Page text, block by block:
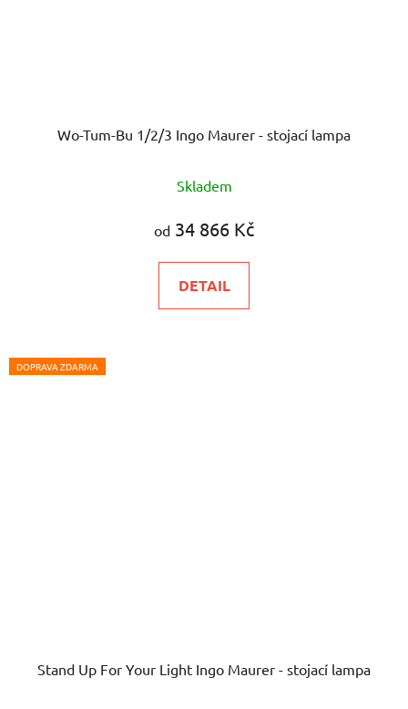
Wo-Tum-Bu 1/2/3 Ingo Maurer - stojací lampa
Skladem
od 34 866 Kč
DETAIL
DOPRAVA ZDARMA
Stand Up For Your Light Ingo Maurer - stojací lampa